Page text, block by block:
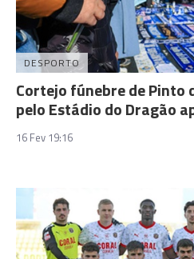
DESPORTO
Cortejo fúnebre de Pinto
pelo Estádio do Dragão
16 Fev 19:16